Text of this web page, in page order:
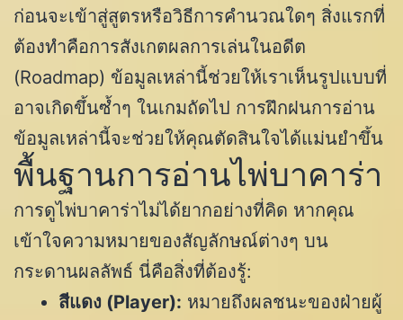
ก่อนจะเข้าสู่สูตรหรือวิธีการคำนวณใดๆ สิ่งแรกที่
ต้องทำคือการสังเกตผลการเล่นในอดีต
(Roadmap) ข้อมูลเหล่านี้ช่วยให้เราเห็นรูปแบบที่
อาจเกิดขึ้นซ้ำๆ ในเกมถัดไป การฝึกฝนการอ่าน
ข้อมูลเหล่านี้จะช่วยให้คุณตัดสินใจได้แม่นยำขึ้น
พื้นฐานการอ่านไพ่บาคาร่า
การดูไพ่บาคาร่าไม่ได้ยากอย่างที่คิด หากคุณ
เข้าใจความหมายของสัญลักษณ์ต่างๆ บน
กระดานผลลัพธ์ นี่คือสิ่งที่ต้องรู้:
สีแดง (Player): หมายถึงผลชนะของฝ่ายผู้